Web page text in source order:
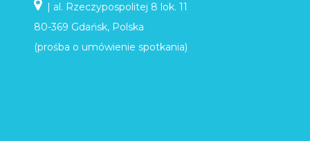
| al. Rzeczypospolitej 8 lok. 11
80-369 Gdańsk, Polska
(prośba o umówienie spotkania)